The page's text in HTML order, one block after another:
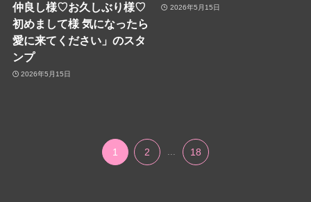
仲良し様♡お久しぶり様♡
初めまして様 気になったら
愛に来てください」のスタ
ンプ
2026年5月15日
2026年5月15日
1 2 ... 18